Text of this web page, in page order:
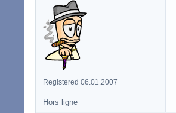
Registered 06.01.2007
Hors ligne